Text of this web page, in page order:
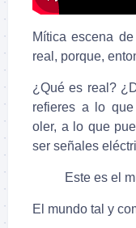
Mítica escena
real, porque,
¿Qué es real?
refieres a lo
oler, a lo que
ser señales
Este es el
El mundo tal y